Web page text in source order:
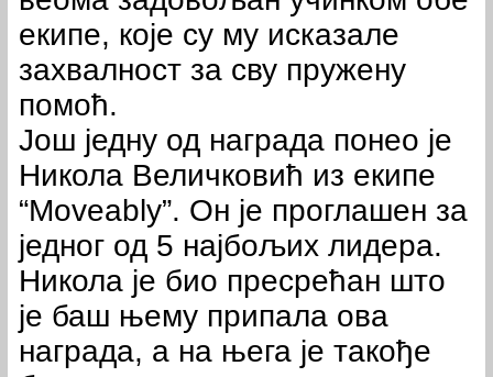
екипе, које су му исказале
захвалност за сву пружену
помоћ.
Још једну од награда понео је
Никола Величковић из екипе
“Moveably”. Он је проглашен за
једног од 5 најбољих лидера.
Никола је био пресрећан што
је баш њему припала ова
награда, а на њега је такође